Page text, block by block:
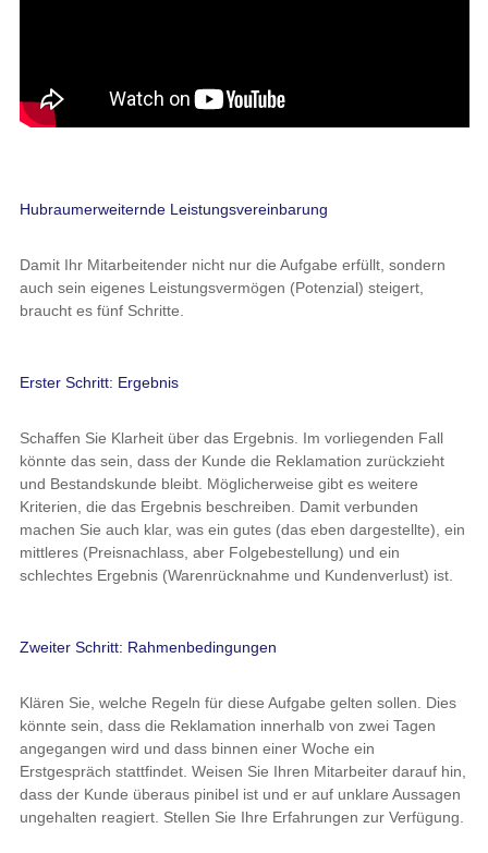
Hubraumerweiternde Leistungsvereinbarung
Damit Ihr Mitarbeitender nicht nur die Aufgabe erfüllt, sondern
auch sein eigenes Leistungsvermögen (Potenzial) steigert,
braucht es fünf Schritte.
Erster Schritt: Ergebnis
Schaffen Sie Klarheit über das Ergebnis. Im vorliegenden Fall
könnte das sein, dass der Kunde die Reklamation zurückzieht
und Bestandskunde bleibt. Möglicherweise gibt es weitere
Kriterien, die das Ergebnis beschreiben. Damit verbunden
machen Sie auch klar, was ein gutes (das eben dargestellte), ein
mittleres (Preisnachlass, aber Folgebestellung) und ein
schlechtes Ergebnis (Warenrücknahme und Kundenverlust) ist.
Zweiter Schritt: Rahmenbedingungen
Klären Sie, welche Regeln für diese Aufgabe gelten sollen. Dies
könnte sein, dass die Reklamation innerhalb von zwei Tagen
angegangen wird und dass binnen einer Woche ein
Erstgespräch stattfindet. Weisen Sie Ihren Mitarbeiter darauf hin,
dass der Kunde überaus pinibel ist und er auf unklare Aussagen
ungehalten reagiert. Stellen Sie Ihre Erfahrungen zur Verfügung.